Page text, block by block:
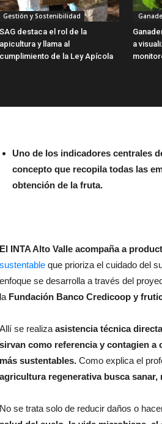
Gestión y Sostenibilidad
SAG destaca el rol de la
apicultura y llama al
cumplimiento de la Ley Apícola
a
Uno de los indicadores centrales
concepto que recopila todas las
obtención de la fruta.
El INTA Alto Valle acompaña a
sustentable que prioriza el cuidado del
enfoque se desarrolla a través del
la Fundación Banco Credicoop y
Allí se realiza asistencia técnica
sirvan como referencia y contagien
más sustentables. Como explica el
agricultura regenerativa busca
No se trata solo de reducir daños o